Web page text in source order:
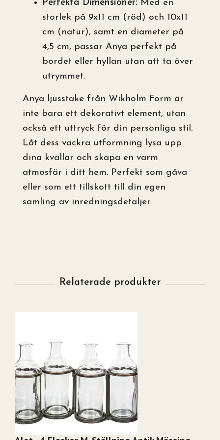
Perfekta Dimensioner: Med en
storlek på 9x11 cm (röd) och 10x11
cm (natur), samt en diameter på
4,5 cm, passar Anya perfekt på
bordet eller hyllan utan att ta över
utrymmet.
Anya ljusstake från Wikholm Form är
inte bara ett dekorativt element, utan
också ett uttryck för din personliga stil.
Låt dess vackra utformning lysa upp
dina kvällar och skapa en varm
atmosfär i ditt hem. Perfekt som gåva
eller som ett tillskott till din egen
samling av inredningsdetaljer.